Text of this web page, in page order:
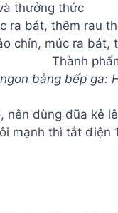
thưởng thức
ra bát, thêm rau
Thành
bằng bếp ga:
nên dùng đũa kê
mạnh thì tắt